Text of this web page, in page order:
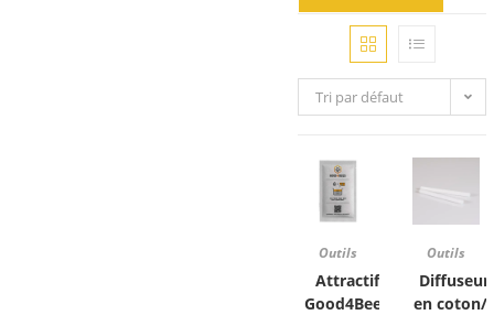
Tri par défaut
Outils
Attractif
Good4Bees
Outils
Diffuseur
en coton/